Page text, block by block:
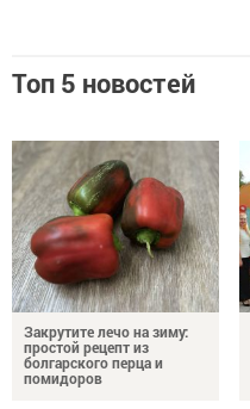
Топ 5 новостей
Закрутите лечо на зиму:
простой рецепт из
болгарского перца и
помидоров